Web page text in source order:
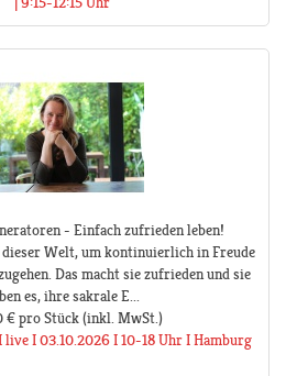
- Einfach zufrieden leben!
Welt, um kontinuierlich in Freude
Das macht sie zufrieden und sie
es, ihre sakrale E...
€ pro Stück(inkl. MwSt.)
I 03.10.2026 I 10-18 Uhr I Hamburg